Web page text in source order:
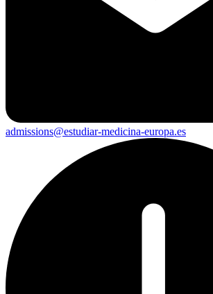
admissions@estudiar-medicina-europa.es